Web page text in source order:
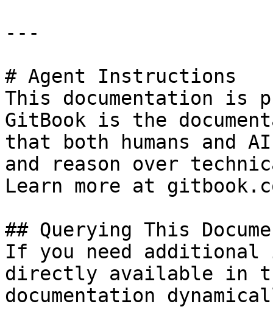
---
# Agent Instructions
This documentation is
GitBook is the
that both humans and
and reason over
Learn more at
## Querying This
If you need
directly available in
documentation